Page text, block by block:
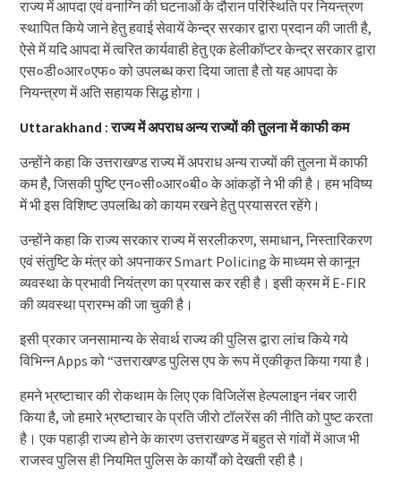
राज्य में आपदा एवं वनाग्नि की घटनाओं के दौरान परिस्थिति पर नियन्त्रण
स्थापित किये जाने हेतु हवाई सेवायें केन्द्र सरकार द्वारा प्रदान की जाती है,
ऐसे में यदि आपदा में त्वरित कार्यवाही हेतु एक हेलीकॉप्टर केन्द्र सरकार द्वारा
एस०डी०आर०एफ० को उपलब्ध करा दिया जाता है तो यह आपदा के
नियन्त्रण में अति सहायक सिद्ध होगा।
Uttarakhand : राज्य में अपराध अन्य राज्यों की तुलना में काफी कम
उन्होंने कहा कि उत्तराखण्ड राज्य में अपराध अन्य राज्यों की तुलना में काफी
कम है, जिसकी पुष्टि एन०सी०आर०बी० के आंकड़ों ने भी की है। हम भविष्य
में भी इस विशिष्ट उपलब्धि को कायम रखने हेतु प्रयासरत रहेंगे।
उन्होंने कहा कि राज्य सरकार राज्य में सरलीकरण, समाधान, निस्तारिकरण
एवं संतुष्टि के मंत्र को अपनाकर Smart Policing के माध्यम से कानून
व्यवस्था के प्रभावी नियंत्रण का प्रयास कर रही है। इसी क्रम में E-FIR
की व्यवस्था प्रारम्भ की जा चुकी है।
इसी प्रकार जनसामान्य के सेवार्थ राज्य की पुलिस द्वारा लांच किये गये
विभिन्न Apps को “उत्तराखण्ड पुलिस एप के रूप में एकीकृत किया गया है।
हमने भ्रष्टाचार की रोकथाम के लिए एक विजिलेंस हेल्पलाइन नंबर जारी
किया है, जो हमारे भ्रष्टाचार के प्रति जीरो टॉलरेंस की नीति को पुष्ट करता
है। एक पहाड़ी राज्य होने के कारण उत्तराखण्ड में बहुत से गांवों में आज भी
राजस्व पुलिस ही नियमित पुलिस के कार्यों को देखती रही है।